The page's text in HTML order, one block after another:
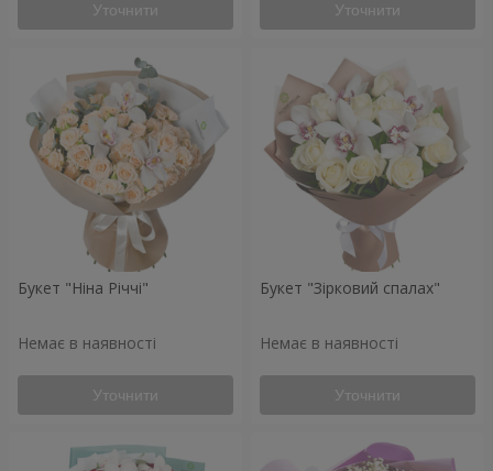
Уточнити Уточнити
Букет "Ніна Річчі"
Немає в наявності
Уточнити
Букет "Зірковий спалах"
Немає в наявності
Уточнити